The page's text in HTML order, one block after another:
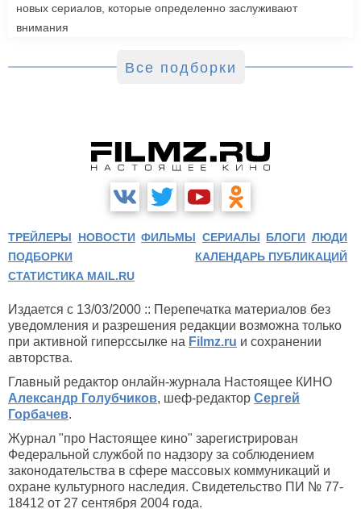
новых сериалов, которые определенно заслуживают
внимания
Все подборки
ТРЕЙЛЕРЫ НОВОСТИ ФИЛЬМЫ СЕРИАЛЫ БЛОГИ ЛЮДИ
ПОДБОРКИ
КАЛЕНДАРЬ ПУБЛИКАЦИЙ
СТАТИСТИКА MAIL.RU
Издается с 13/03/2000 :: Перепечатка материалов без
уведомления и разрешения редакции возможна только
при активной гиперссылке на Filmz.ru и сохранении
авторства.
Главный редактор онлайн-журнала Настоящее КИНО
Александр Голубчиков, шеф-редактор Сергей
Горбачев.
Журнал "про Настоящее кино" зарегистрирован
Федеральной службой по надзору за соблюдением
законодательства в сфере массовых коммуникаций и
охране культурного наследия. Свидетельство ПИ № 77-
18412 от 27 сентября 2004 года.